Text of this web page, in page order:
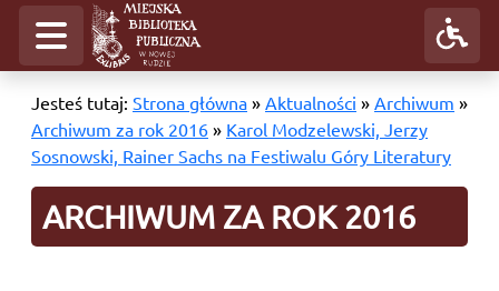
Jesteś tutaj: Strona główna » Aktualności » Archiwum »
Archiwum za rok 2016 » Karol Modzelewski, Jerzy
Sosnowski, Rainer Sachs na Festiwalu Góry Literatury
ARCHIWUM ZA ROK 2016